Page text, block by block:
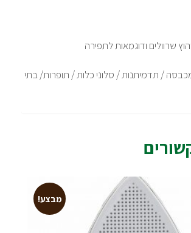
שרוולים ודוגמאות לתפירה
/ תדמיתנות / סלוני כלות / תופרות/ בתי
מבצע!